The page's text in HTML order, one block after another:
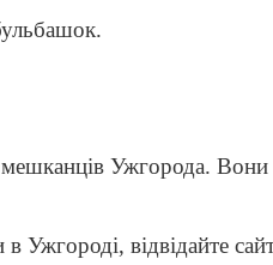
мешканців Ужгорода.
Ужгороді, відвідайте